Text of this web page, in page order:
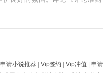
申请小说推荐| Vip签约 Vip冲值
申